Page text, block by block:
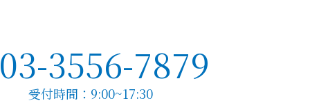
03-3556-7879
受付時間：9:00~17:30